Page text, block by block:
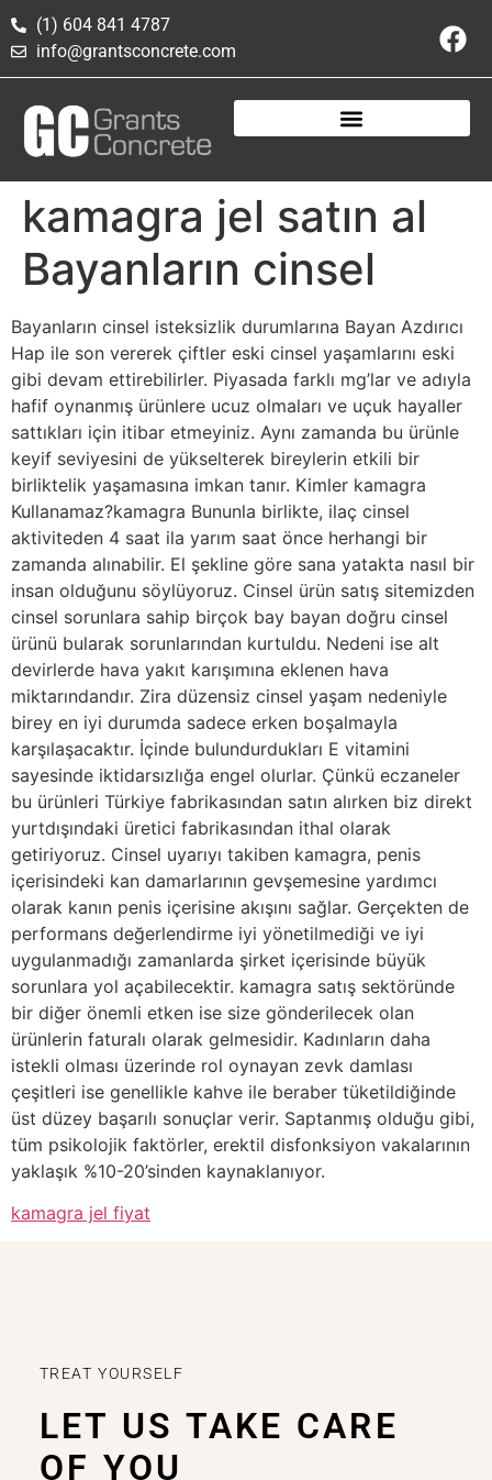
(1) 604 841 4787
info@grantsconcrete.com
kamagra jel satın al
Bayanların cinsel
Bayanların cinsel isteksizlik durumlarına Bayan Azdırıcı
Hap ile son vererek çiftler eski cinsel yaşamlarını eski
gibi devam ettirebilirler. Piyasada farklı mg’lar ve adıyla
hafif oynanmış ürünlere ucuz olmaları ve uçuk hayaller
sattıkları için itibar etmeyiniz. Aynı zamanda bu ürünle
keyif seviyesini de yükselterek bireylerin etkili bir
birliktelik yaşamasına imkan tanır. Kimler kamagra
Kullanamaz?kamagra Bununla birlikte, ilaç cinsel
aktiviteden 4 saat ila yarım saat önce herhangi bir
zamanda alınabilir. El şekline göre sana yatakta nasıl bir
insan olduğunu söylüyoruz. Cinsel ürün satış sitemizden
cinsel sorunlara sahip birçok bay bayan doğru cinsel
ürünü bularak sorunlarından kurtuldu. Nedeni ise alt
devirlerde hava yakıt karışımına eklenen hava
miktarındandır. Zira düzensiz cinsel yaşam nedeniyle
birey en iyi durumda sadece erken boşalmayla
karşılaşacaktır. İçinde bulundurdukları E vitamini
sayesinde iktidarsızlığa engel olurlar. Çünkü eczaneler
bu ürünleri Türkiye fabrikasından satın alırken biz direkt
yurtdışındaki üretici fabrikasından ithal olarak
getiriyoruz. Cinsel uyarıyı takiben kamagra, penis
içerisindeki kan damarlarının gevşemesine yardımcı
olarak kanın penis içerisine akışını sağlar. Gerçekten de
performans değerlendirme iyi yönetilmediği ve iyi
uygulanmadığı zamanlarda şirket içerisinde büyük
sorunlara yol açabilecektir. kamagra satış sektöründe
bir diğer önemli etken ise size gönderilecek olan
ürünlerin faturalı olarak gelmesidir. Kadınların daha
istekli olması üzerinde rol oynayan zevk damlası
çeşitleri ise genellikle kahve ile beraber tüketildiğinde
üst düzey başarılı sonuçlar verir. Saptanmış olduğu gibi,
tüm psikolojik faktörler, erektil disfonksiyon vakalarının
yaklaşık %10-20’sinden kaynaklanıyor.
kamagra jel fiyat
TREAT YOURSELF
LET US TAKE CARE
OF YOU